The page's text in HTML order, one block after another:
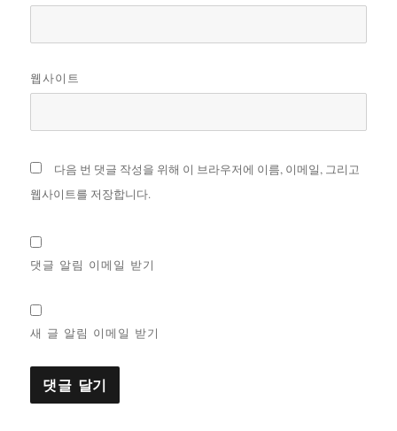
웹사이트
다음 번 댓글 작성을 위해 이 브라우저에 이름, 이메일, 그리고
웹사이트를 저장합니다.
댓글 알림 이메일 받기
새 글 알림 이메일 받기